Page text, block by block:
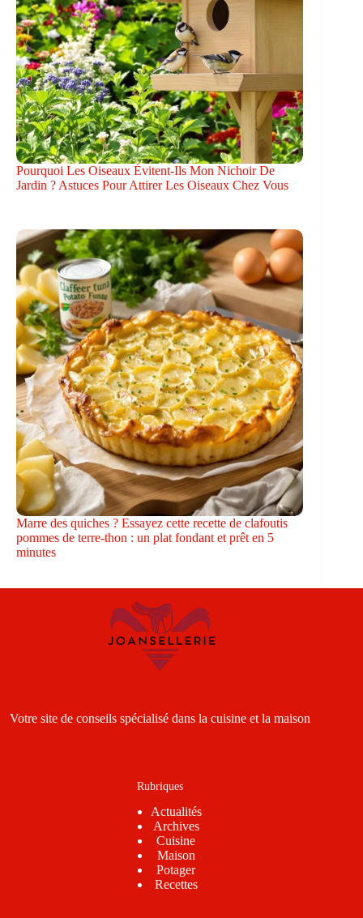
Pourquoi Les Oiseaux Évitent-Ils Mon Nichoir De
Jardin ? Astuces Pour Attirer Les Oiseaux Chez Vous
Marre des quiches ? Essayez cette recette de clafoutis
pommes de terre-thon : un plat fondant et prêt en 5
minutes
Votre site de conseils spécialisé dans la cuisine et la maison
Rubriques
Actualités
Archives
Cuisine
Maison
Potager
Recettes